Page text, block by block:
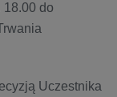
18.00 do
Uczestnika